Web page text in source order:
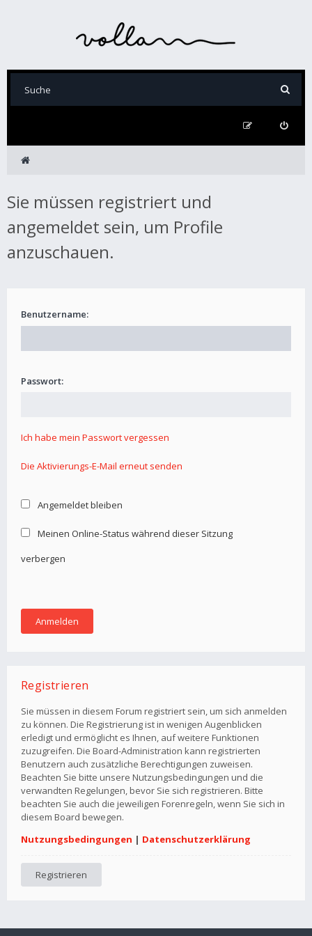
Sie müssen registriert und
angemeldet sein, um Profile
anzuschauen.
Benutzername:
Passwort:
Ich habe mein Passwort vergessen
Die Aktivierungs-E-Mail erneut senden
Angemeldet bleiben
Meinen Online-Status während dieser Sitzung
verbergen
Registrieren
Sie müssen in diesem Forum registriert sein, um sich anmelden
zu können. Die Registrierung ist in wenigen Augenblicken
erledigt und ermöglicht es Ihnen, auf weitere Funktionen
zuzugreifen. Die Board-Administration kann registrierten
Benutzern auch zusätzliche Berechtigungen zuweisen.
Beachten Sie bitte unsere Nutzungsbedingungen und die
verwandten Regelungen, bevor Sie sich registrieren. Bitte
beachten Sie auch die jeweiligen Forenregeln, wenn Sie sich in
diesem Board bewegen.
Nutzungsbedingungen | Datenschutzerklärung
Registrieren